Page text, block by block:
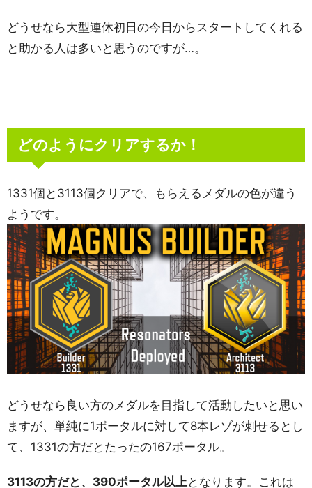
どうせなら大型連休初日の今日からスタートしてくれる
と助かる人は多いと思うのですが…。
どのようにクリアするか！
1331個と3113個クリアで、もらえるメダルの色が違う
ようです。
どうせなら良い方のメダルを目指して活動したいと思い
ますが、単純に1ポータルに対して8本レゾが刺せるとし
て、1331の方だとたったの167ポータル。
3113の方だと、390ポータル以上となります。これは